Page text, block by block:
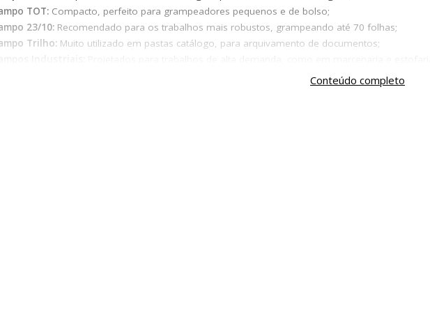
TOT: Compacto, perfeito para grampeadores pequenos e de bolso;
23/10: Recomendado para os trabalhos mais robustos, grampeando até 70 folhas;
Trilho: Muito utilizado em pastas catálogo, para arquivamento de documentos;
da sua necessidade, os grampos e grampeadores são itens que vão muito
Conteúdo completo